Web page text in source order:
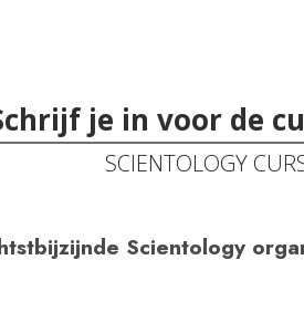
je in voor de
SCIENTOLOGY
Scientology